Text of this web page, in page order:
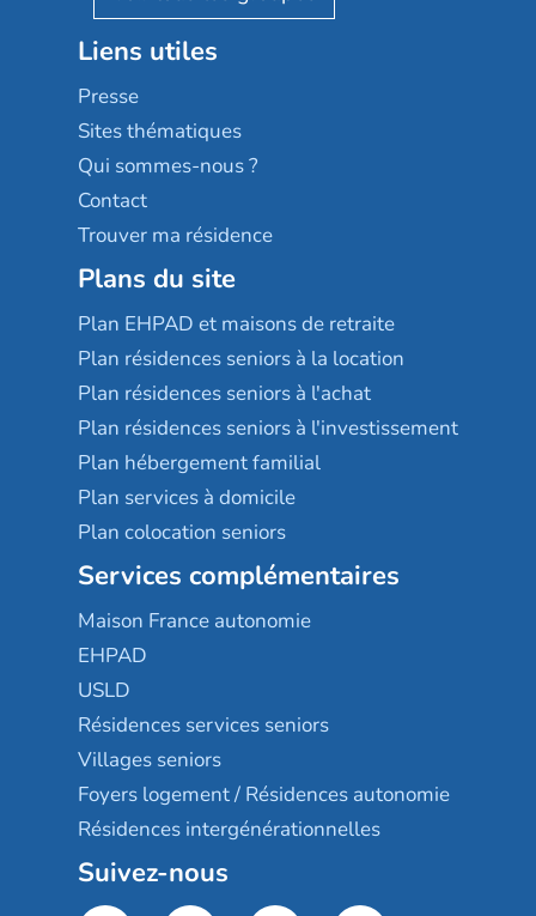
Stella management
Les villages d'or
Sérénys
Résidences services Villa Médicis
Groupe aplus
Liens utiles
Presse
Sites thématiques
Qui sommes-nous ?
Contact
Trouver ma résidence
Plans du site
Plan EHPAD et maisons de retraite
Plan résidences seniors à la location
Plan résidences seniors à l'achat
Plan résidences seniors à l'investissement
Plan hébergement familial
Plan services à domicile
Plan colocation seniors
Services complémentaires
Maison France autonomie
EHPAD
USLD
Résidences services seniors
Villages seniors
Foyers logement / Résidences autonomie
Résidences intergénérationnelles
Suivez-nous